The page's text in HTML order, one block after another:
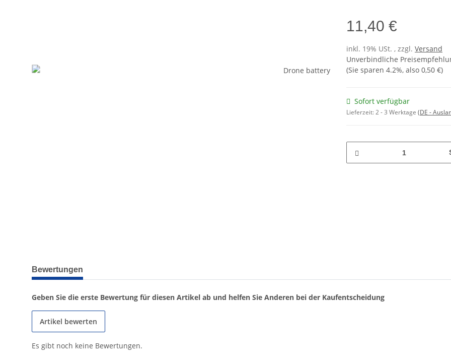
11,40 €
inkl. 19% USt. , zzgl. Versand
Unverbindliche
(Sie sparen 4.2%, also 0,50 €)
Sofort verfügbar
Lieferzeit:2 - 3 Werktage (DE -
weitere Registerkarten anzeigen
Bewertungen
Geben Sie die erste Bewertung für diesen Artikel ab und helfen Sie Anderen bei der Kaufentscheidung
Artikel bewerten
Es gibt noch keine Bewertungen.